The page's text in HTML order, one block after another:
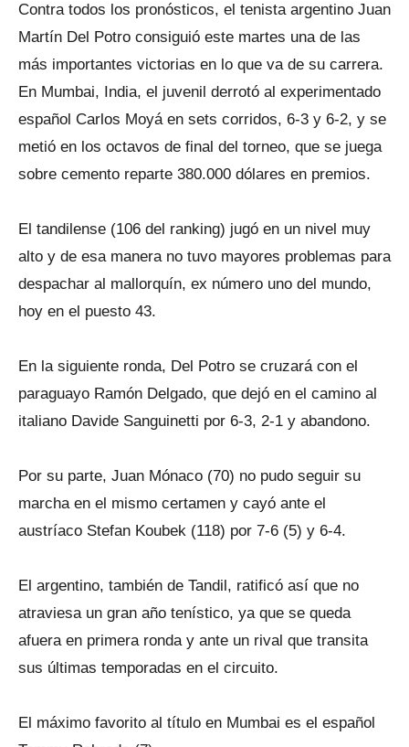
Contra todos los pronósticos, el tenista argentino Juan
Martín Del Potro consiguió este martes una de las
más importantes victorias en lo que va de su carrera.
En Mumbai, India, el juvenil derrotó al experimentado
español Carlos Moyá en sets corridos, 6-3 y 6-2, y se
metió en los octavos de final del torneo, que se juega
sobre cemento reparte 380.000 dólares en premios.
El tandilense (106 del ranking) jugó en un nivel muy
alto y de esa manera no tuvo mayores problemas para
despachar al mallorquín, ex número uno del mundo,
hoy en el puesto 43.
En la siguiente ronda, Del Potro se cruzará con el
paraguayo Ramón Delgado, que dejó en el camino al
italiano Davide Sanguinetti por 6-3, 2-1 y abandono.
Por su parte, Juan Mónaco (70) no pudo seguir su
marcha en el mismo certamen y cayó ante el
austríaco Stefan Koubek (118) por 7-6 (5) y 6-4.
El argentino, también de Tandil, ratificó así que no
atraviesa un gran año tenístico, ya que se queda
afuera en primera ronda y ante un rival que transita
sus últimas temporadas en el circuito.
El máximo favorito al título en Mumbai es el español